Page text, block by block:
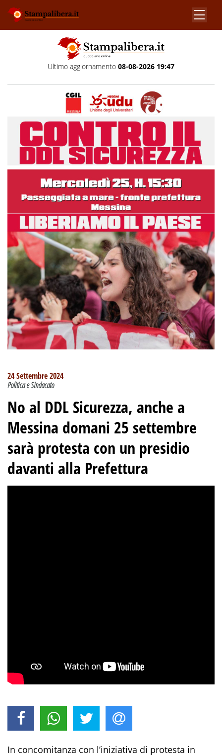
Ultimo aggiornamento 08-08-2026 19:47
24 Settembre 2024
Politica e Sindacato
No al DDL Sicurezza, anche a
Messina domani 25 settembre
sarà protesta con un presidio
davanti alla Prefettura
In concomitanza con l’iniziativa di protesta in